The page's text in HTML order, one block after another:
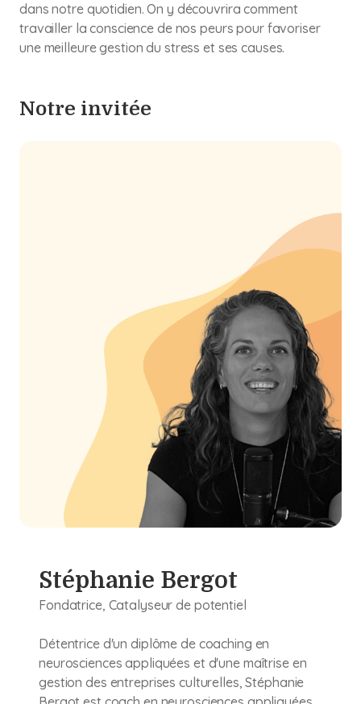
dans notre quotidien. On y découvrira comment
travailler la conscience de nos peurs pour favoriser
une meilleure gestion du stress et ses causes.
Notre invitée
Stéphanie Bergot
Fondatrice, Catalyseur de potentiel
Détentrice d'un diplôme de coaching en
neurosciences appliquées et d'une maîtrise en
gestion des entreprises culturelles, Stéphanie